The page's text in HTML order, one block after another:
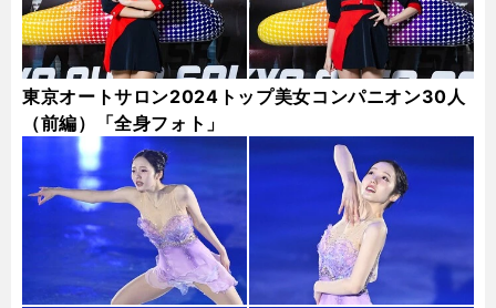
東京オートサロン2024トップ美女コンパニオン30人
（前編）「全身フォト」